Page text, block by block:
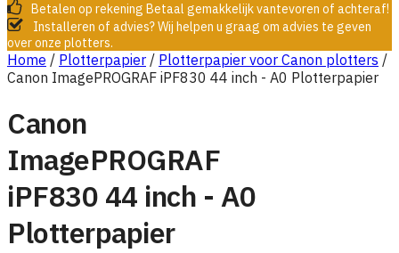
Betalen op rekening Betaal gemakkelijk vantevoren of achteraf!
Installeren of advies?Wij helpen u graag om advies te geven
over onze plotters.
Home / Plotterpapier / Plotterpapier voor Canon plotters /
Canon ImagePROGRAF iPF830 44 inch - A0 Plotterpapier
Canon
ImagePROGRAF
iPF830 44 inch - A0
Plotterpapier